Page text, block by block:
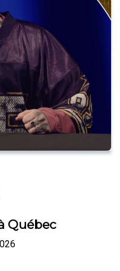
Québec